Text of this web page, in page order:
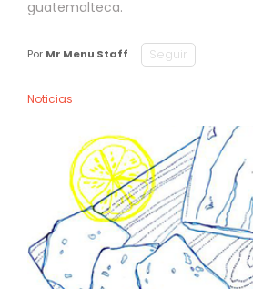
guatemalteca.
Por Mr Menu Staff Seguir
Noticias